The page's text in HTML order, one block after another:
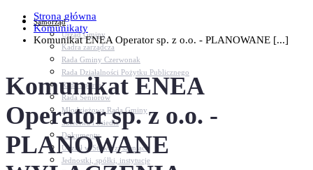
Samorząd
Urząd Gminy
Kadra zarządcza
Rada Gminy Czerwonak
Rada Działalności Pożytku Publicznego
Rada Sportu
Rada Seniorów
Młodzieżowa Rada Gminy
Sołectwa i osiedla
Dokumenty
Udział w Stowarzyszeniach
Jednostki, spółki, instytucje
Strona główna
Komunikaty
Komunikat ENEA Operator sp. z o.o. - PLANOWANE [...]
Komunikat ENEA
Operator sp. z o.o. -
PLANOWANE